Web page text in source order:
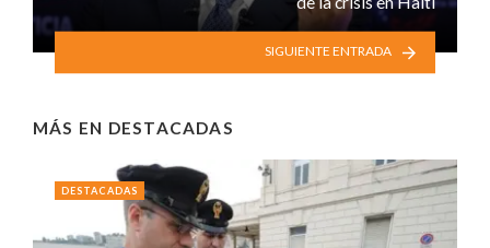
SIGUIENTE ENTRADA
MÁS EN DESTACADAS
DESTACADAS